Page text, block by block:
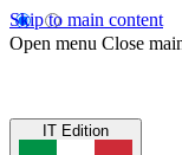
Skip to main content
Open menu Close
IT Edition